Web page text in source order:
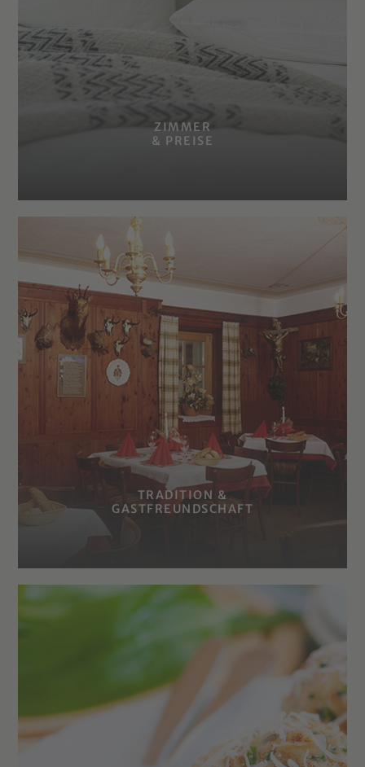
ZIMMER
& PREISE
TRADITION &
GASTFREUNDSCHAFT